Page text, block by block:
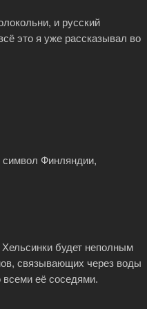
и русский
это я уже рассказывал во
Финляндии,
Хельсинки будет неполным
связывающих через воды
её соседями.